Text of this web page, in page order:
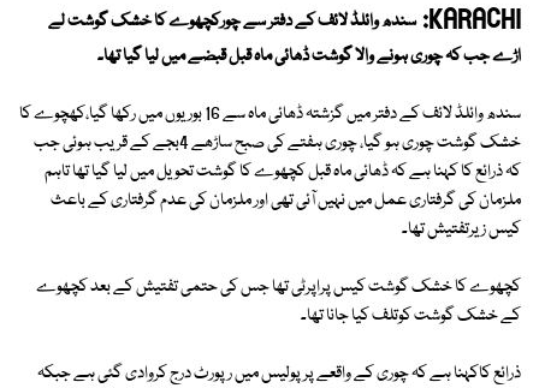
KARACHI: سندھ وائلڈ لائف کے دفتر سے چورکچھوے کا خشک گوشت لے
اڑے جب کہ چوری ہونے والا گوشت ڈھائی ماہ قبل قبضے میں لیا گیا تھا۔
سندھ وائلڈ لائف کے دفتر میں گزشتہ ڈھائی ماہ سے 16 بوریوں میں رکھا گیا،کھچوے کا
خشک گوشت چوری ہو گیا، چوری ہفتے کی صبح ساڑھے 4بجے کے قریب ہوئی جب
کہ ذرائع کا کہنا ہے کہ ڈھائی ماہ قبل کچھوے کا گوشت تحویل میں لیا گیا تھا تاہم
ملزمان کی گرفتاری عمل میں نہیں آئی تھی اور ملزمان کی عدم گرفتاری کے باعث
کیس زیرتفتیش تھا۔
کچھوے کا خشک گوشت کیس پراپرٹی تھا جس کی حتمی تفتیش کے بعد کچھوے
کے خشک گوشت کوتلف کیا جانا تھا۔
ذرائع کاکہنا ہے کہ چوری کے واقعے پر پولیس میں رپورٹ درج کروادی گئی ہے جبکہ